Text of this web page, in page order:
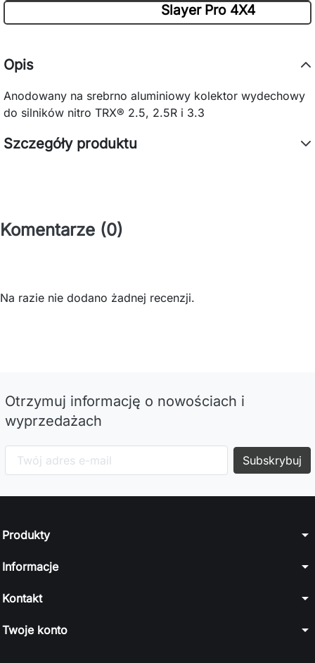
Slayer Pro 4X4
Opis
Anodowany na srebrno aluminiowy kolektor wydechowy
do silników nitro TRX® 2.5, 2.5R i 3.3
Szczegóły produktu
Komentarze (0)
Na razie nie dodano żadnej recenzji.
Otrzymuj informację o nowościach i
wyprzedażach
Produkty arrow_drop_down
Informacje arrow_drop_down
Kontakt arrow_drop_down
Twoje konto arrow_drop_down